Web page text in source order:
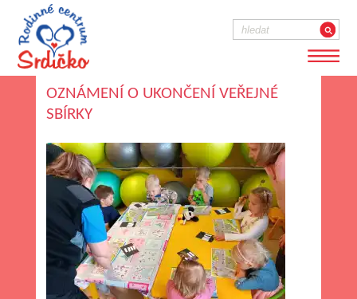
OZNÁMENÍ O UKONČENÍ VEŘEJNÉ
SBÍRKY